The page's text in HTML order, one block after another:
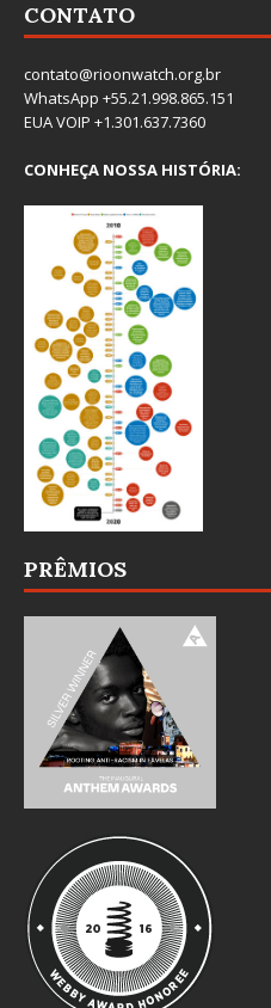
CONTATO
contato@rioonwatch.org.br
WhatsApp +55.21.998.865.151
EUA VOIP +1.301.637.7360
CONHEÇA NOSSA HISTÓRIA:
PRÊMIOS